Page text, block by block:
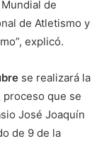
de
de Atletismo y
explicó.
se realizará la
proceso que se
José Joaquín
de 9 de la